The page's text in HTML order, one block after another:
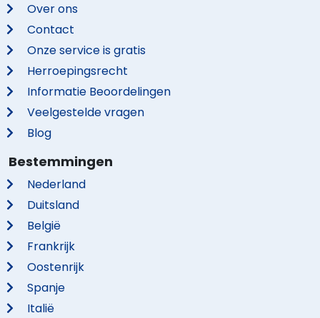
Over ons
Contact
Onze service is gratis
Herroepingsrecht
Informatie Beoordelingen
Veelgestelde vragen
Blog
Bestemmingen
Nederland
Duitsland
België
Frankrijk
Oostenrijk
Spanje
Italië